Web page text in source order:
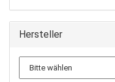
Hersteller